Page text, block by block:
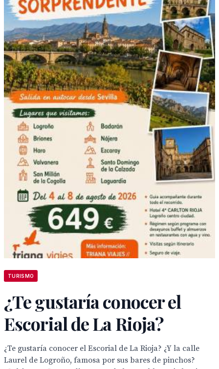
TURISMO
¿Te gustaría conocer el
Escorial de La Rioja?
¿Te gustaría conocer el Escorial de La Rioja? ¿Y la calle
Laurel de Logroño, famosa por sus bares de pinchos?